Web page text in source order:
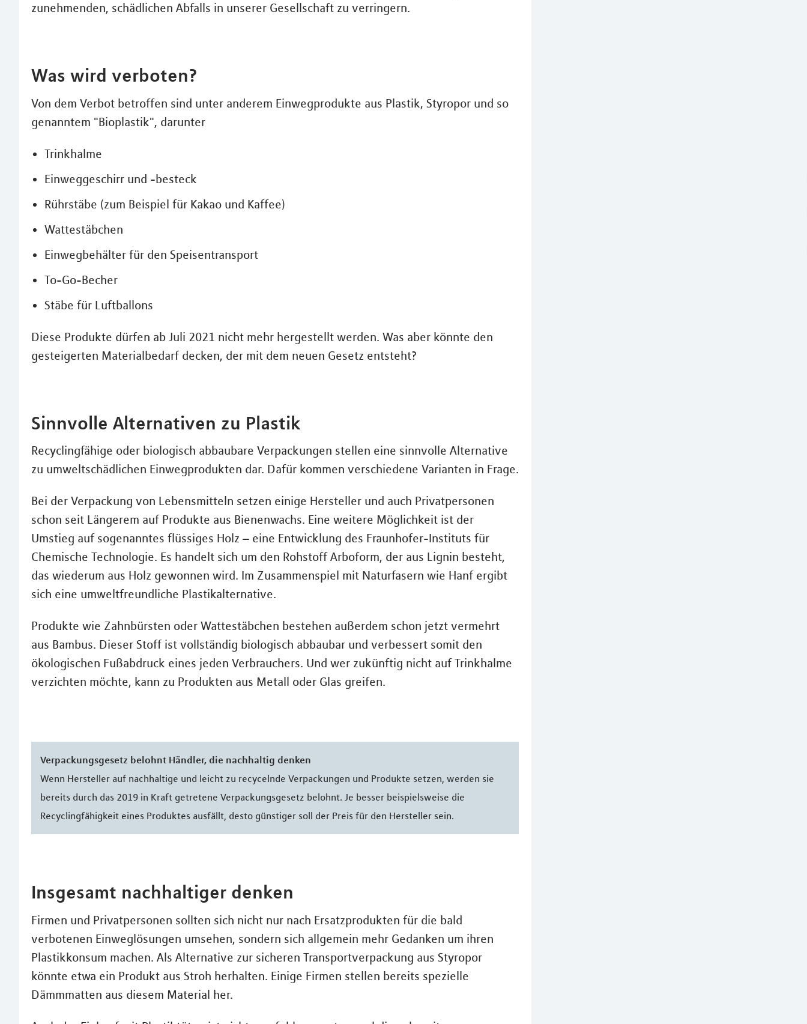
zunehmenden, schädlichen Abfalls in unserer Gesellschaft zu verringern.
Was wird verboten?
Von dem Verbot betroffen sind unter anderem Einwegprodukte aus Plastik, Styropor und so
genanntem "Bioplastik", darunter
Trinkhalme
Einweggeschirr und -besteck
Rührstäbe (zum Beispiel für Kakao und Kaffee)
Wattestäbchen
Einwegbehälter für den Speisentransport
To-Go-Becher
Stäbe für Luftballons
Diese Produkte dürfen ab Juli 2021 nicht mehr hergestellt werden. Was aber könnte den
gesteigerten Materialbedarf decken, der mit dem neuen Gesetz entsteht?
Sinnvolle Alternativen zu Plastik
Recyclingfähige oder biologisch abbaubare Verpackungen stellen eine sinnvolle Alternative
zu umweltschädlichen Einwegprodukten dar. Dafür kommen verschiedene Varianten in Frage.
Bei der Verpackung von Lebensmitteln setzen einige Hersteller und auch Privatpersonen
schon seit Längerem auf Produkte aus Bienenwachs. Eine weitere Möglichkeit ist der
Umstieg auf sogenanntes flüssiges Holz – eine Entwicklung des Fraunhofer-Instituts für
Chemische Technologie. Es handelt sich um den Rohstoff Arboform, der aus Lignin besteht,
das wiederum aus Holz gewonnen wird. Im Zusammenspiel mit Naturfasern wie Hanf ergibt
sich eine umweltfreundliche Plastikalternative.
Produkte wie Zahnbürsten oder Wattestäbchen bestehen außerdem schon jetzt vermehrt
aus Bambus. Dieser Stoff ist vollständig biologisch abbaubar und verbessert somit den
ökologischen Fußabdruck eines jeden Verbrauchers. Und wer zukünftig nicht auf Trinkhalme
verzichten möchte, kann zu Produkten aus Metall oder Glas greifen.
Verpackungsgesetz belohnt Händler, die nachhaltig denken
Wenn Hersteller auf nachhaltige und leicht zu recycelnde Verpackungen und Produkte setzen, werden sie
bereits durch das 2019 in Kraft getretene Verpackungsgesetz belohnt. Je besser beispielsweise die
Recyclingfähigkeit eines Produktes ausfällt, desto günstiger soll der Preis für den Hersteller sein.
Insgesamt nachhaltiger denken
Firmen und Privatpersonen sollten sich nicht nur nach Ersatzprodukten für die bald
verbotenen Einweglösungen umsehen, sondern sich allgemein mehr Gedanken um ihren
Plastikkonsum machen. Als Alternative zur sicheren Transportverpackung aus Styropor
könnte etwa ein Produkt aus Stroh herhalten. Einige Firmen stellen bereits spezielle
Dämmmatten aus diesem Material her.